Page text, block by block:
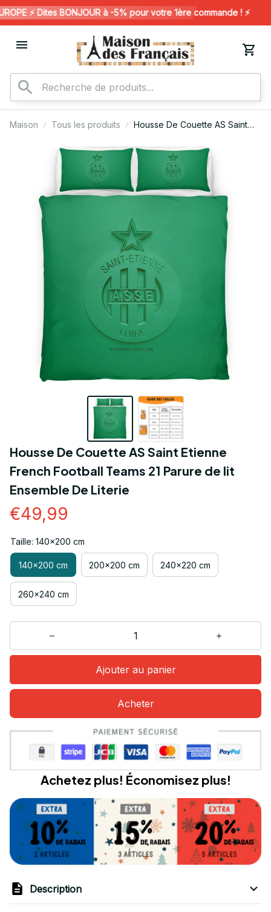
⚡️ Dites BONJOUR à -5% pour votre 1ère commande ! ⚡️
Maison Tous les produits
Housse De Couette AS Saint
21 Parure de lit Ensemble De
Literie
Housse De Couette AS Saint Etienne
French Football Teams 21 Parure de lit
Ensemble De Literie
€49,99
Taille: 140x200 cm
140x200 cm 200x200 cm 240x220 cm
260x240 cm
Ajouter au panier
Acheter
Achetez plus! Économisez plus!
Description